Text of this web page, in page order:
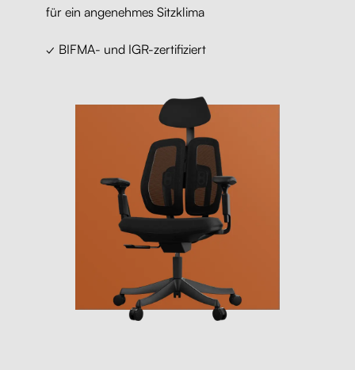
für ein angenehmes Sitzklima
✓ BIFMA- und IGR-zertifiziert